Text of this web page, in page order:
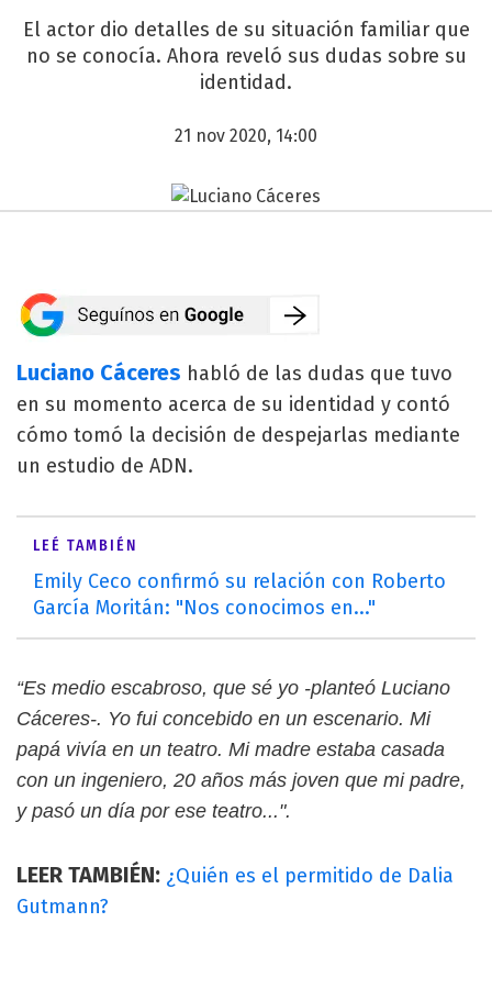
El actor dio detalles de su situación familiar que
no se conocía. Ahora reveló sus dudas sobre su
identidad.
21 nov 2020, 14:00
Luciano Cáceres habló de las dudas que tuvo
en su momento acerca de su identidad y contó
cómo tomó la decisión de despejarlas mediante
un estudio de ADN.
LEÉ TAMBIÉN
Emily Ceco confirmó su relación con Roberto
García Moritán: "Nos conocimos en..."
“Es medio escabroso, que sé yo -planteó Luciano
Cáceres-. Yo fui concebido en un escenario. Mi
papá vivía en un teatro. Mi madre estaba casada
con un ingeniero, 20 años más joven que mi padre,
y pasó un día por ese teatro...".
LEER TAMBIÉN: ¿Quién es el permitido de Dalia
Gutmann?